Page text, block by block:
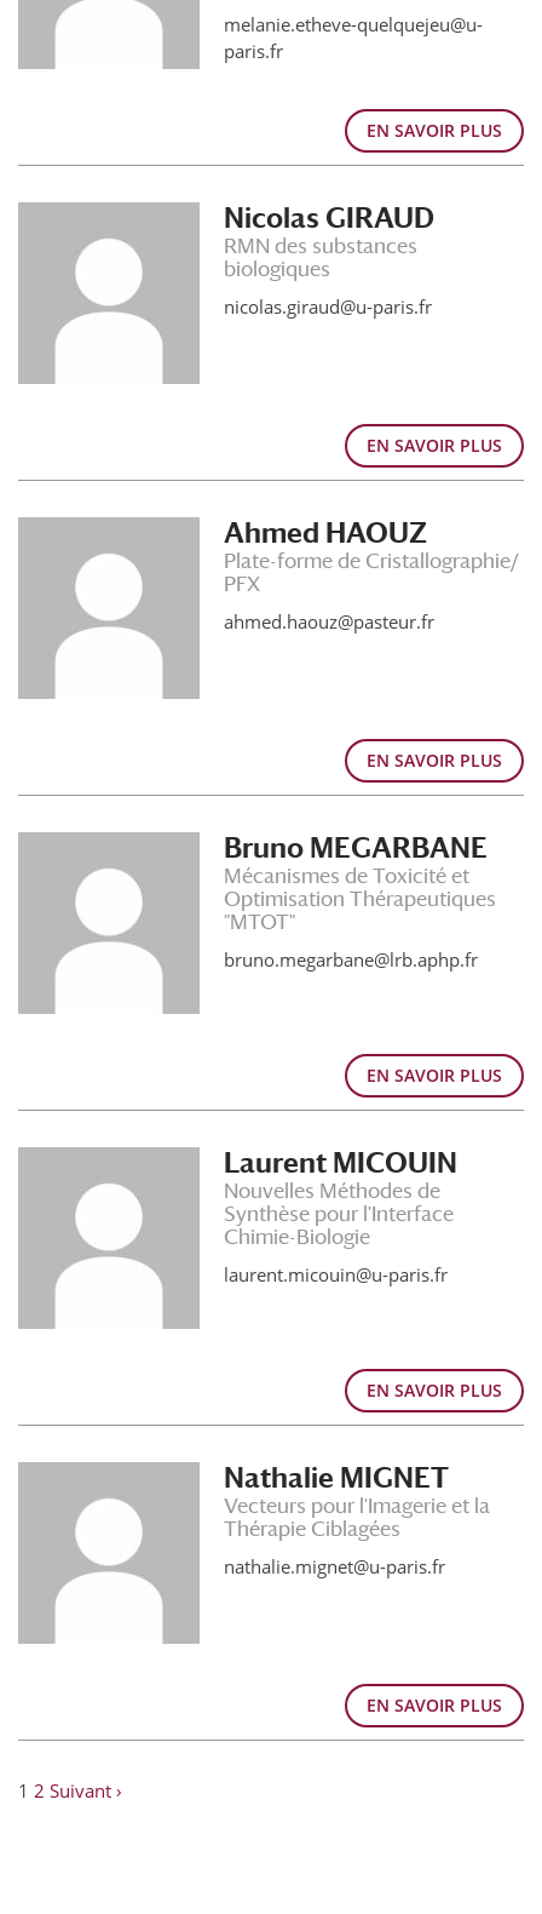
melanie.etheve-quelquejeu@u-
paris.fr
EN SAVOIR PLUS
Nicolas GIRAUD
RMN des substances
biologiques
nicolas.giraud@u-paris.fr
EN SAVOIR PLUS
Ahmed HAOUZ
Plate-forme de Cristallographie/
PFX
ahmed.haouz@pasteur.fr
EN SAVOIR PLUS
Bruno MEGARBANE
Mécanismes de Toxicité et
Optimisation Thérapeutiques
"MTOT"
bruno.megarbane@lrb.aphp.fr
EN SAVOIR PLUS
Laurent MICOUIN
Nouvelles Méthodes de
Synthèse pour l'Interface
Chimie-Biologie
laurent.micouin@u-paris.fr
EN SAVOIR PLUS
Nathalie MIGNET
Vecteurs pour l'Imagerie et la
Thérapie Ciblagées
nathalie.mignet@u-paris.fr
EN SAVOIR PLUS
1 2 Suivant ›